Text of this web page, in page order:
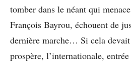
tomber dans le néant qui
François Bayrou, échouent de
dernière marche… Si cela
prospère, l’internationale,